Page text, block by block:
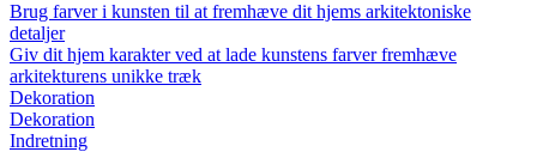
Brug farver i kunsten til at fremhæve dit hjems arkitektoniske
detaljer
Giv dit hjem karakter ved at lade kunstens farver fremhæve
arkitekturens unikke træk
Dekoration
Dekoration
Indretning